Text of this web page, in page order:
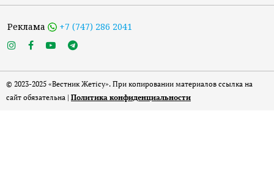
Реклама +7 (747) 286 2041
© 2023-2025 «Вестник Жетісу». При копировании материалов ссылка на
сайт обязательна | Политика конфиденциальности